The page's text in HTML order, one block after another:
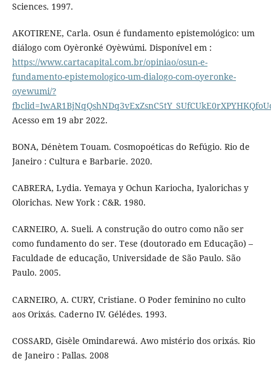
Sciences. 1997.
AKOTIRENE, Carla. Osun é fundamento epistemológico: um
diálogo com Oyèronké Oyèwúmi. Disponível em :
https://www.cartacapital.com.br/opiniao/osun-e-
fundamento-epistemologico-um-dialogo-com-oyeronke-
oyewumi/?
Acesso em 19 abr 2022.
BONA, Dénètem Touam. Cosmopoéticas do Refúgio. Rio de
Janeiro : Cultura e Barbarie. 2020.
CABRERA, Lydia. Yemaya y Ochun Kariocha, Iyalorichas y
Olorichas. New York : C&R. 1980.
CARNEIRO, A. Sueli. A construção do outro como não ser
como fundamento do ser. Tese (doutorado em Educação) –
Faculdade de educação, Universidade de São Paulo. São
Paulo. 2005.
CARNEIRO, A. CURY, Cristiane. O Poder feminino no culto
aos Orixás. Caderno IV. Gélédes. 1993.
COSSARD, Gisèle Omindarewá. Awo mistério dos orixás. Rio
de Janeiro : Pallas. 2008